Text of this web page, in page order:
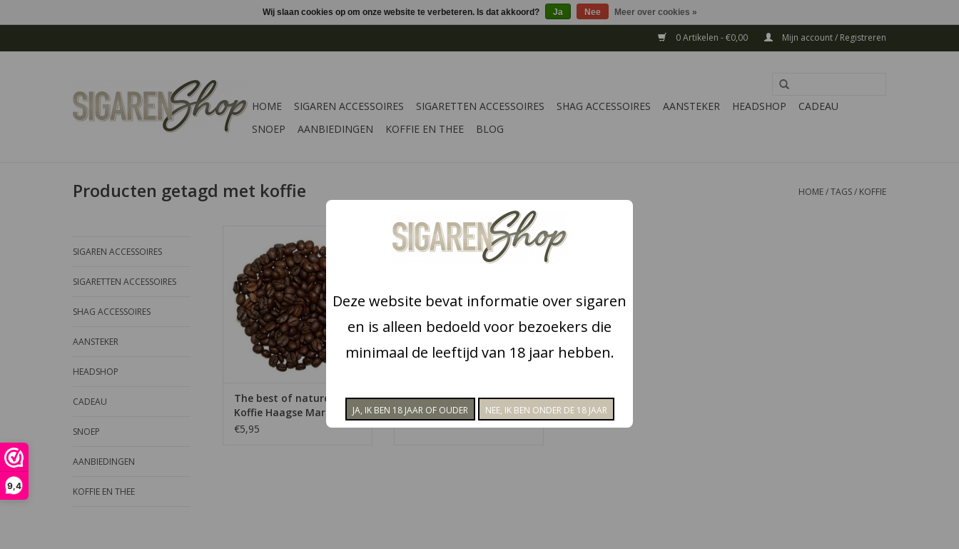
9,4
0 Artikelen - €0,00 Mijn account / Registreren
HOME SIGAREN ACCESSOIRES SIGARETTEN ACCESSOIRES SHAG ACCESSOIRES AANSTEKER HEADSHOP
CADEAU
SNOEP
AANBIEDINGEN KOFFIE EN THEE BLOG
Producten getagd met koffie HOME/TAGS/ KOFFIE
SIGAREN ACCESSOIRES
SIGARETTEN ACCESSOIRES
SHAG ACCESSOIRES
AANSTEKER
HEADSHOP
CADEAU
SNOEP
AANBIEDINGEN
KOFFIE EN THEE
is een mooie selectie koffie
bonen gebruikt die middel
donker zijn gebrand. De smaak
van de Espresso kan worden
omschreven als echt Italiaans
maar zondet het bitterje op het
einde. Daarnaast proeft u de
fijne chocolade tonen
TOEVOEGEN AAN WINKELWAGEN
The best of nature -
Koffie Haagse Markt
Koffie
€5,95
Een vrolijke elektrische aansteker
met een Barista opdruk. U
ontvangt 5 aanstekers.
Barista Soft Touch 5X -
€4,50
Wij slaan cookies op om onze website te verbeteren. Is dat akkoord? Ja Nee Meer over cookies »
Deze website bevat informatie over sigaren
en is alleen bedoeld voor bezoekers die
minimaal de leeftijd van 18 jaar hebben.